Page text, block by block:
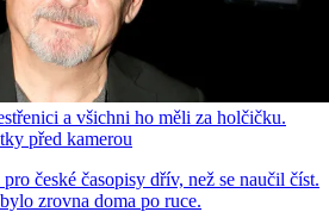
a všichni ho měli za holčičku.
před kamerou
české časopisy dřív, než se naučil číst.
zrovna doma po ruce.